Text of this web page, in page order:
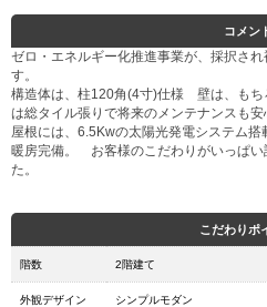
コメン
ゼロ・エネルギー化推進事業が、採択さ
す。
構造体は、柱120角(4寸)仕様 壁は、もち
は総タイル張りで将来のメンテナンスも安
屋根には、6.5Kwの太陽光発電システム
暖房完備。 お客様のこだわりがいっぱい
た。
こだわりポ
階数 2階建て
外観デザイン シンプルモダン